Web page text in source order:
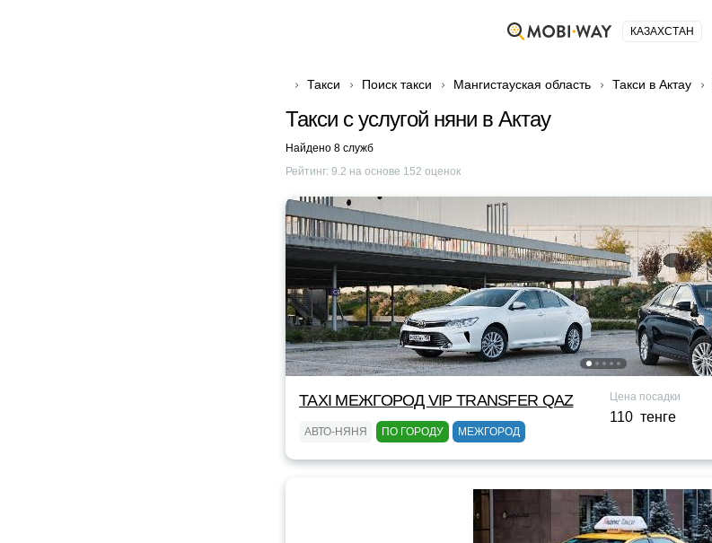
КАЗАХСТАН
Такси Поиск такси Мангистауская область Такси в Актау
Такси с услугой няни в Актау
Найдено 8 служб
Рейтинг: 9.2 на основе 152 оценок
TAXI МЕЖГОРОД VIP TRANSFER QАZ
АВТО-НЯНЯ ПО ГОРОДУ МЕЖГОРОД
Цена посадки
110 тенге